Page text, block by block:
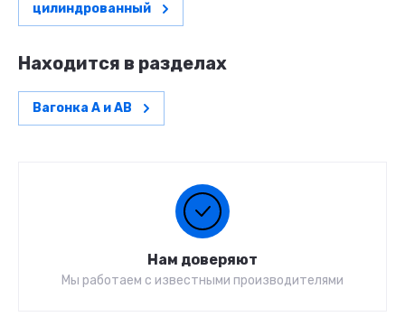
цилиндрованный
Находится в разделах
Вагонка А и АВ
Нам доверяют
Мы работаем с известными производителями